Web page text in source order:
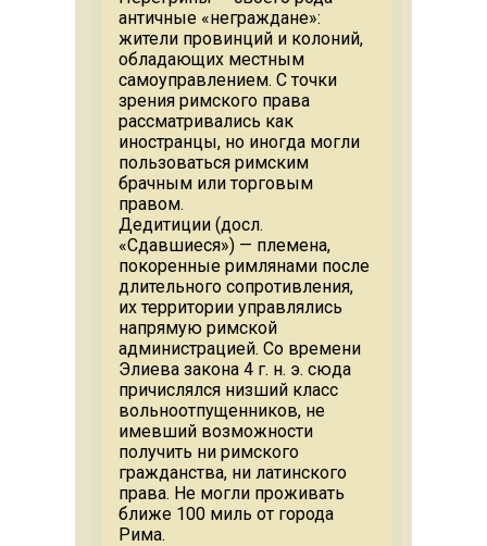
античные «неграждане»:
жители провинций и колоний,
обладающих местным
самоуправлением. С точки
зрения римского права
рассматривались как
иностранцы, но иногда могли
пользоваться римским
брачным или торговым
правом.
Дедитиции (досл.
«Сдавшиеся») — племена,
покоренные римлянами после
длительного сопротивления,
их территории управлялись
напрямую римской
администрацией. Со времени
Элиева закона 4 г. н. э. сюда
причислялся низший класс
вольноотпущенников, не
имевший возможности
получить ни римского
гражданства, ни латинского
права. Не могли проживать
ближе 100 миль от города
Рима.